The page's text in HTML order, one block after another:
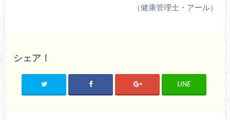
（健康管理士・アール）
シェア！
LINE